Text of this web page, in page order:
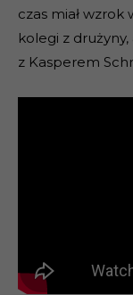
czas miał wzrok
kolegi z
z Kasperem